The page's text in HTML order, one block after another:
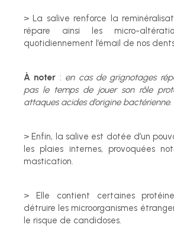
> La salive renforce la
répare ainsi les micro-
quotidiennement l’émail de nos
À noter : en cas de grignotages
pas le temps de jouer son rôle
attaques acides d’origine bactérienne.
> Enfin, la salive est dotée d’un
les plaies internes, provoquées
mastication.
> Elle contient certaines
détruire les microorganismes
le risque de candidoses.